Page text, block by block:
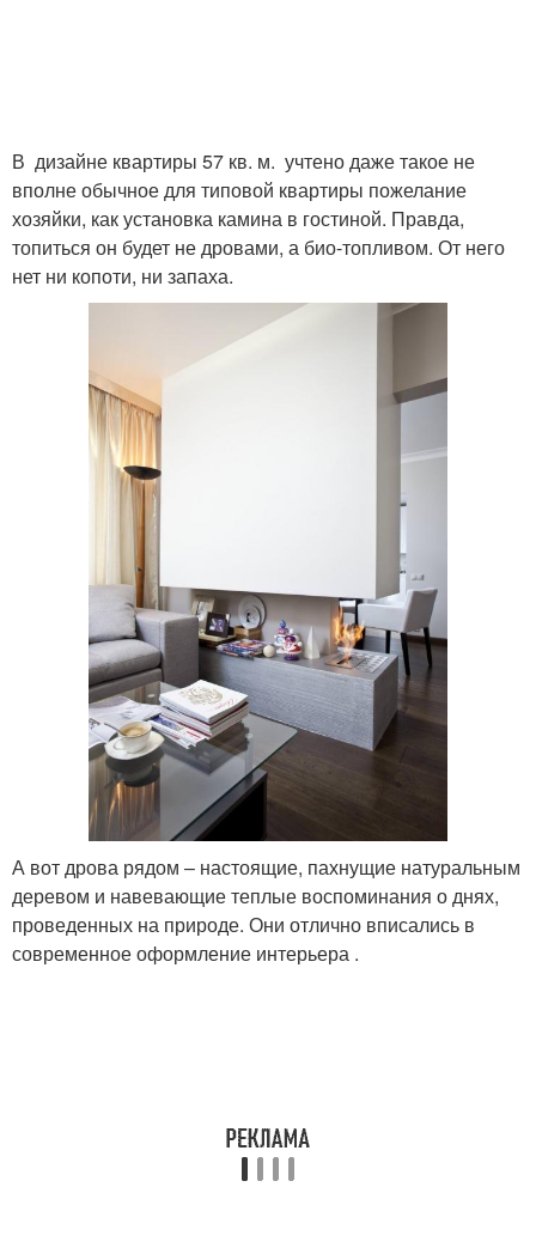
В дизайне квартиры 57 кв. м. учтено даже такое не
вполне обычное для типовой квартиры пожелание
хозяйки, как установка камина в гостиной. Правда,
топиться он будет не дровами, а био-топливом. От него
нет ни копоти, ни запаха.
А вот дрова рядом – настоящие, пахнущие натуральным
деревом и навевающие теплые воспоминания о днях,
проведенных на природе. Они отлично вписались в
современное оформление интерьера .